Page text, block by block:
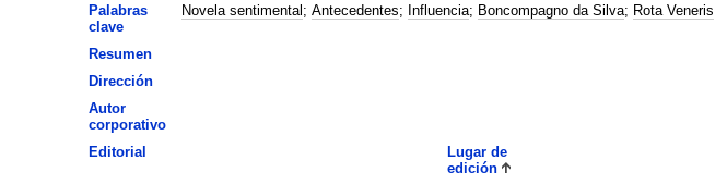
Palabras
clave
Novela sentimental ; Antecedentes; Influencia; Boncompagno da Silva; Rota Veneris
Resumen
Dirección
Autor
corporativo
Editorial
Lugar de
edición